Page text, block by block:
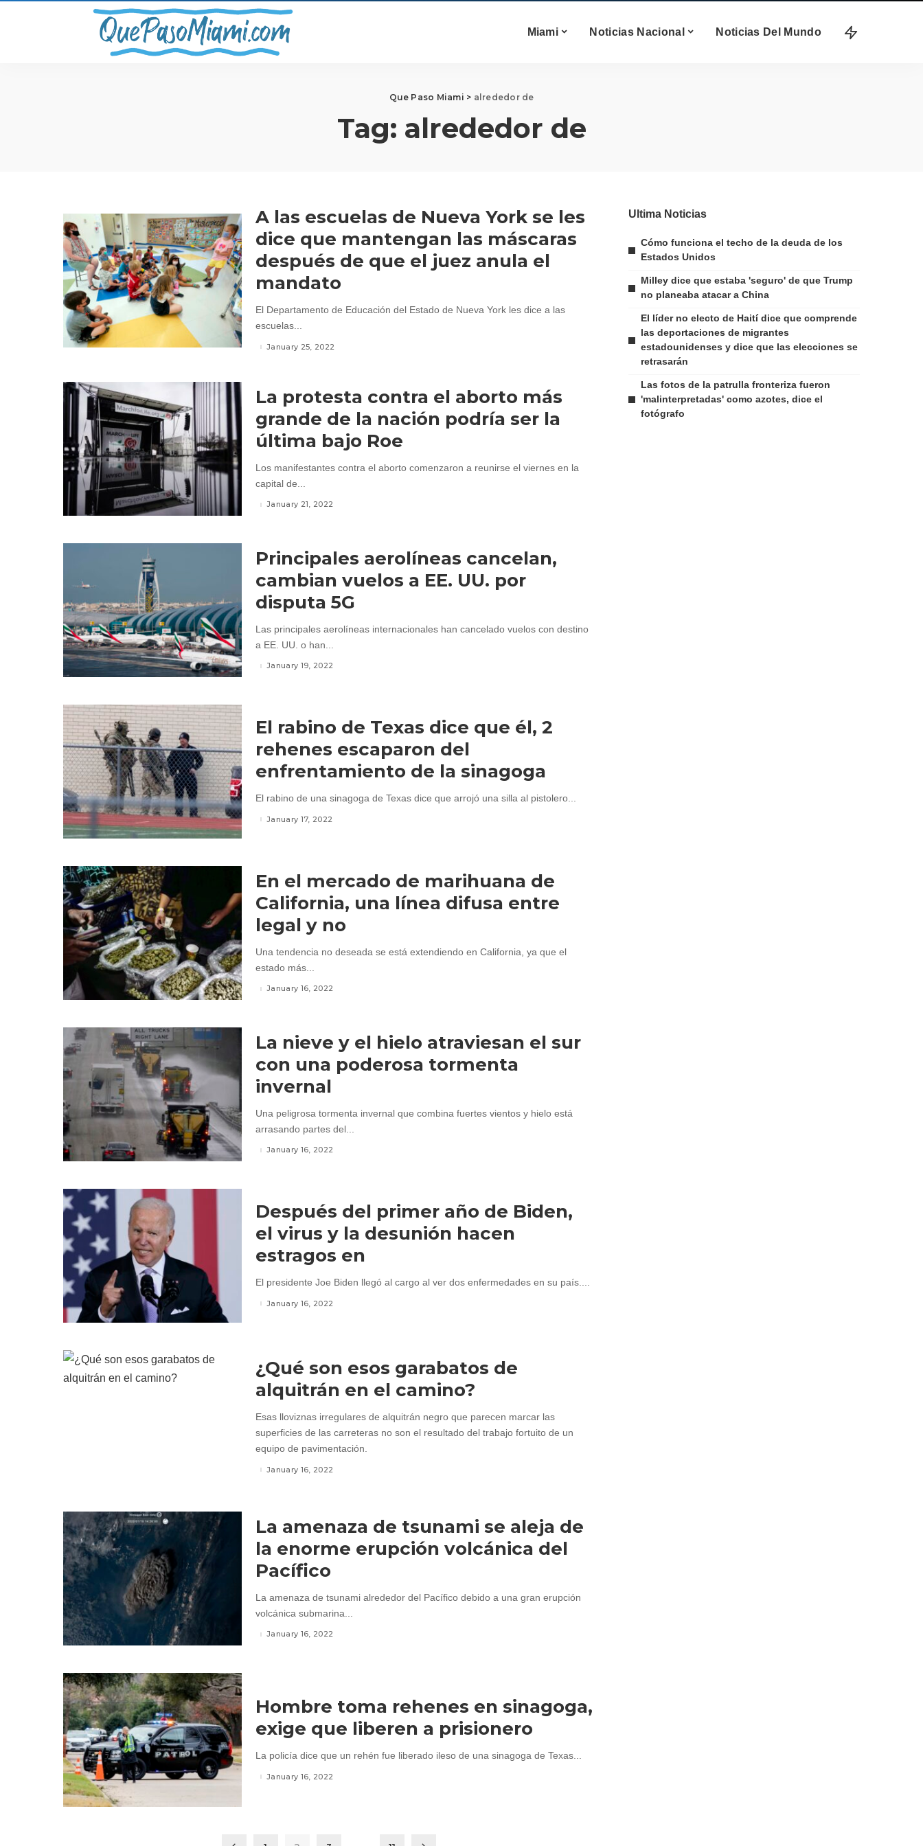
Miami Noticias Nacional Noticias Del Mundo
Que Paso Miami > alrededor de
Tag: alrededor de
A las escuelas de Nueva York se les
dice que mantengan las máscaras
después de que el juez anula el
mandato
El Departamento de Educación del Estado de Nueva York les dice a las
escuelas...
January 25, 2022
La protesta contra el aborto más
grande de la nación podría ser la
última bajo Roe
Los manifestantes contra el aborto comenzaron a reunirse el viernes en la
capital de...
January 21, 2022
Principales aerolíneas cancelan,
cambian vuelos a EE. UU. por
disputa 5G
Las principales aerolíneas internacionales han cancelado vuelos con destino
a EE. UU. o han...
January 19, 2022
El rabino de Texas dice que él, 2
rehenes escaparon del
enfrentamiento de la sinagoga
El rabino de una sinagoga de Texas dice que arrojó una silla al pistolero...
January 17, 2022
En el mercado de marihuana de
California, una línea difusa entre
legal y no
Una tendencia no deseada se está extendiendo en California, ya que el
estado más...
January 16, 2022
La nieve y el hielo atraviesan el sur
con una poderosa tormenta
invernal
Una peligrosa tormenta invernal que combina fuertes vientos y hielo está
arrasando partes del...
January 16, 2022
Después del primer año de Biden,
el virus y la desunión hacen
estragos en
El presidente Joe Biden llegó al cargo al ver dos enfermedades en su país....
January 16, 2022
¿Qué son esos garabatos de
alquitrán en el camino?
Esas lloviznas irregulares de alquitrán negro que parecen marcar las
superficies de las carreteras no son el resultado del trabajo fortuito de un
equipo de pavimentación.
January 16, 2022
La amenaza de tsunami se aleja de
la enorme erupción volcánica del
Pacífico
La amenaza de tsunami alrededor del Pacífico debido a una gran erupción
volcánica submarina...
January 16, 2022
Hombre toma rehenes en sinagoga,
exige que liberen a prisionero
La policía dice que un rehén fue liberado ileso de una sinagoga de Texas...
January 16, 2022
Ultima Noticias
Cómo funciona el techo de la deuda de los
Estados Unidos
Milley dice que estaba 'seguro' de que Trump
no planeaba atacar a China
El líder no electo de Haití dice que comprende
las deportaciones de migrantes
estadounidenses y dice que las elecciones se
retrasarán
Las fotos de la patrulla fronteriza fueron
'malinterpretadas' como azotes, dice el
fotógrafo